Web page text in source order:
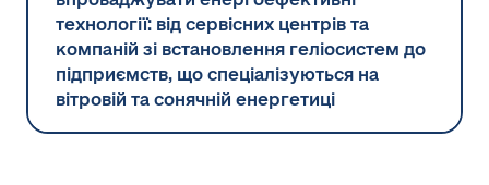
технології: від сервісних центрів та
компаній зі встановлення геліосистем до
підприємств, що спеціалізуються на
вітровій та сонячній енергетиці